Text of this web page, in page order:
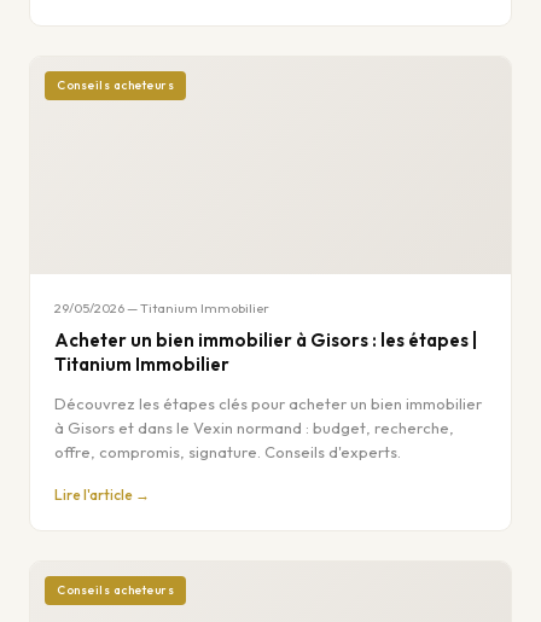
Conseils acheteurs
29/05/2026 — Titanium Immobilier
Acheter un bien immobilier à Gisors : les étapes |
Titanium Immobilier
Découvrez les étapes clés pour acheter un bien immobilier
à Gisors et dans le Vexin normand : budget, recherche,
offre, compromis, signature. Conseils d'experts.
Lire l'article →
Conseils acheteurs